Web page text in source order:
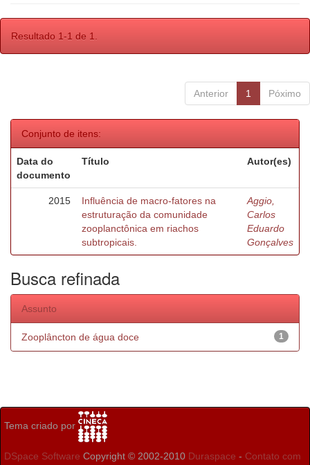
Resultado 1-1 de 1.
Anterior 1 Póximo
Conjunto de itens:
Data do
documento
Título Autor(es)
2015
Influência de macro-fatores na
estruturação da comunidade
zooplanctônica em riachos
subtropicais.
Aggio,
Carlos
Eduardo
Gonçalves
Busca refinada
Assunto
1
Zooplâncton de água doce
Tema criado por
DSpace Software Copyright © 2002-2010 Duraspace - Contato com